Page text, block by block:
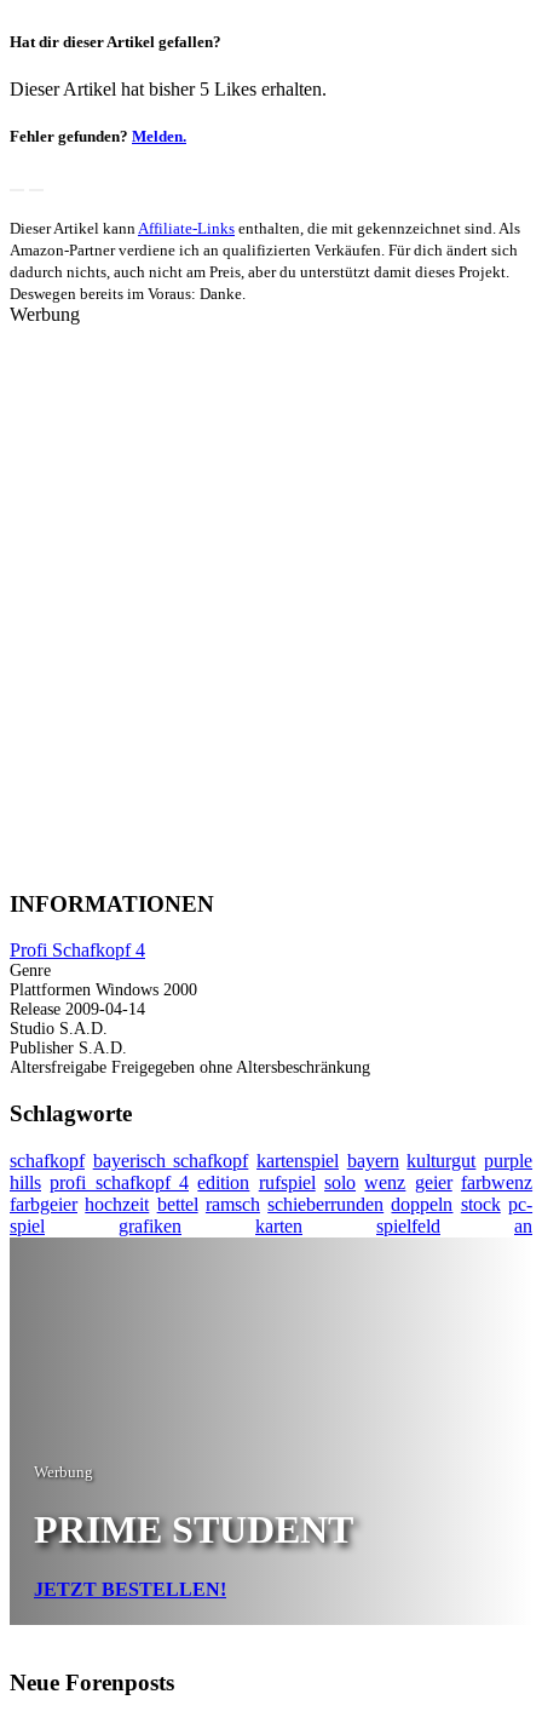
Hat dir dieser Artikel gefallen?
Dieser Artikel hat bisher 5 Likes erhalten.
Fehler gefunden? Melden.
Dieser Artikel kannAffiliate-Links enthalten, die mit gekennzeichnet sind. Als
Amazon-Partner verdiene ich an qualifizierten Verkäufen. Für dich ändert sich
dadurch nichts, auch nicht am Preis, aber du unterstützt damit dieses Projekt.
Deswegen bereits im Voraus: Danke.
Werbung
INFORMATIONEN
Profi Schafkopf 4
Genre
Plattformen Windows 2000
Release 2009-04-14
Studio S.A.D.
Publisher S.A.D.
Altersfreigabe Freigegeben ohne Altersbeschränkung
Schlagworte
schafkopf bayerisch schafkopf kartenspiel bayern kulturgut purple
hills profi schafkopf 4 edition rufspiel solo wenz geier farbwenz
farbgeier hochzeit bettel ramsch schieberrunden doppeln stock pc-
spiel
grafiken karten spielfeld an
Werbung
PRIME STUDENT
JETZT BESTELLEN!
Neue Forenposts